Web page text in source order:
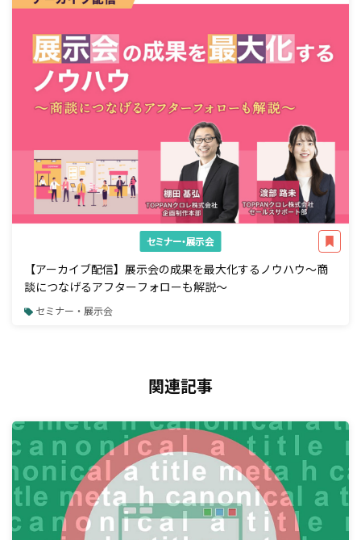
セミナー・展示会
【アーカイブ配信】展示会の成果を最大化するノウハウ～商
談につなげるアフターフォローも解説～
セミナー・展示会
関連記事